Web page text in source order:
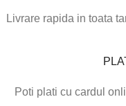
Livrare rapida in toata
Poti plati cu cardul